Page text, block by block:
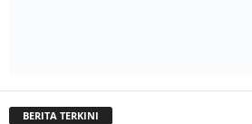
BERITA TERKINI